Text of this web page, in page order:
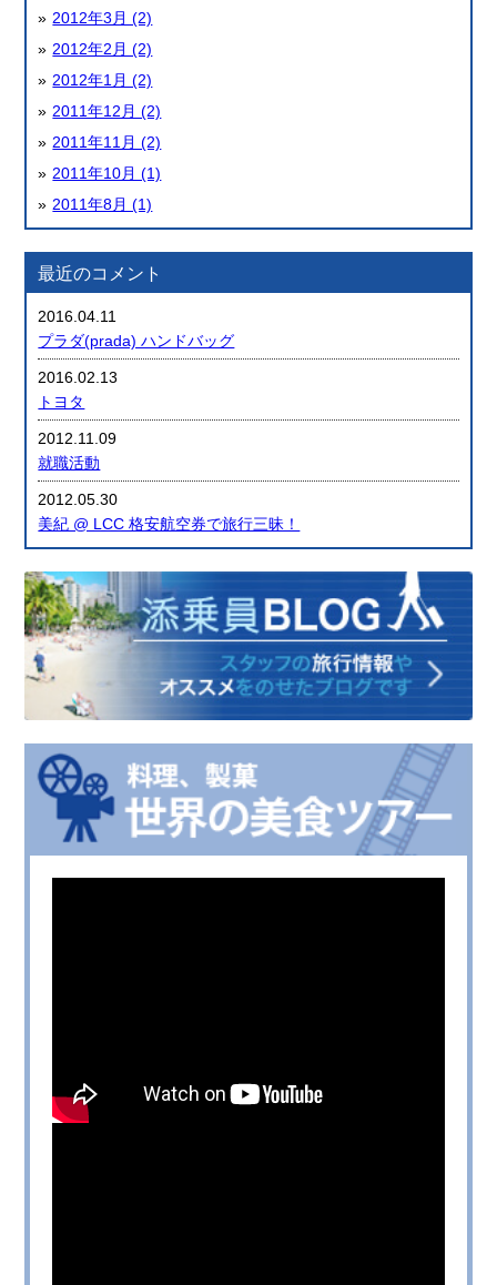
2012年3月 (2)
2012年2月 (2)
2012年1月 (2)
2011年12月 (2)
2011年11月 (2)
2011年10月 (1)
2011年8月 (1)
最近のコメント
2016.04.11
プラダ(prada) ハンドバッグ
2016.02.13
トヨタ
2012.11.09
就職活動
2012.05.30
美紀 @ LCC 格安航空券で旅行三昧！